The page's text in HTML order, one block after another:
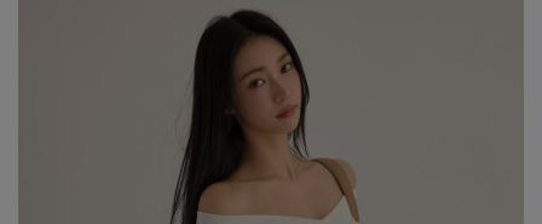
腰圍Waist：61cm／臀圍hips：86cm
試穿報告：模特兒穿著S號